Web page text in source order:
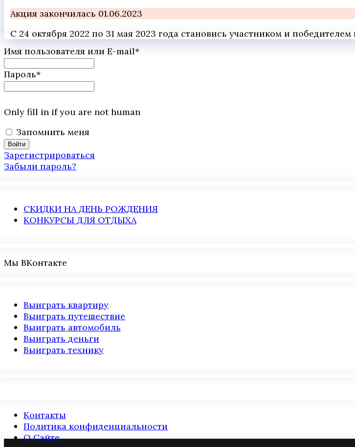
Акция закончилась 01.06.2023
С 24 октября 2022 по 31 мая 2023 года становись участником и
Имя пользователя или E-mail*
Пароль*
Only fill in if you are not human
Запомнить меня
Зарегистрироваться
Забыли пароль?
СКИДКИ НА ДЕНЬ РОЖДЕНИЯ
КОНКУРСЫ ДЛЯ ОТДЫХА
Мы ВКонтакте
Выиграть квартиру
Выиграть путешествие
Выиграть автомобиль
Выиграть деньги
Выиграть технику
Контакты
Политика конфиденциальности
О Сайте